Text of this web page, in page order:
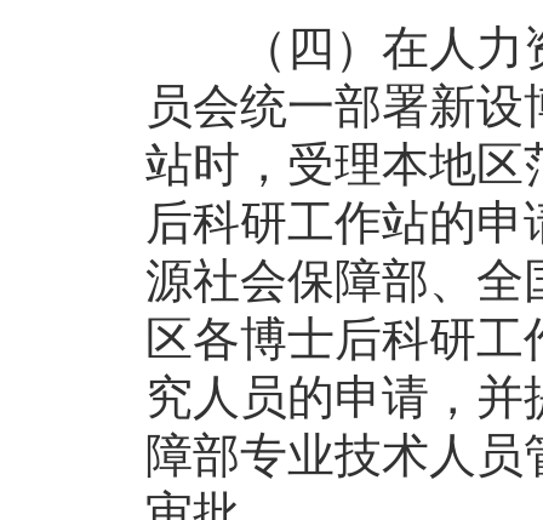
（四）在人力资
员会统一部署新
站时，受理本地区
后科研工作站的
源社会保障部、全
区各博士后科研
究人员的申请，
障部专业技术人